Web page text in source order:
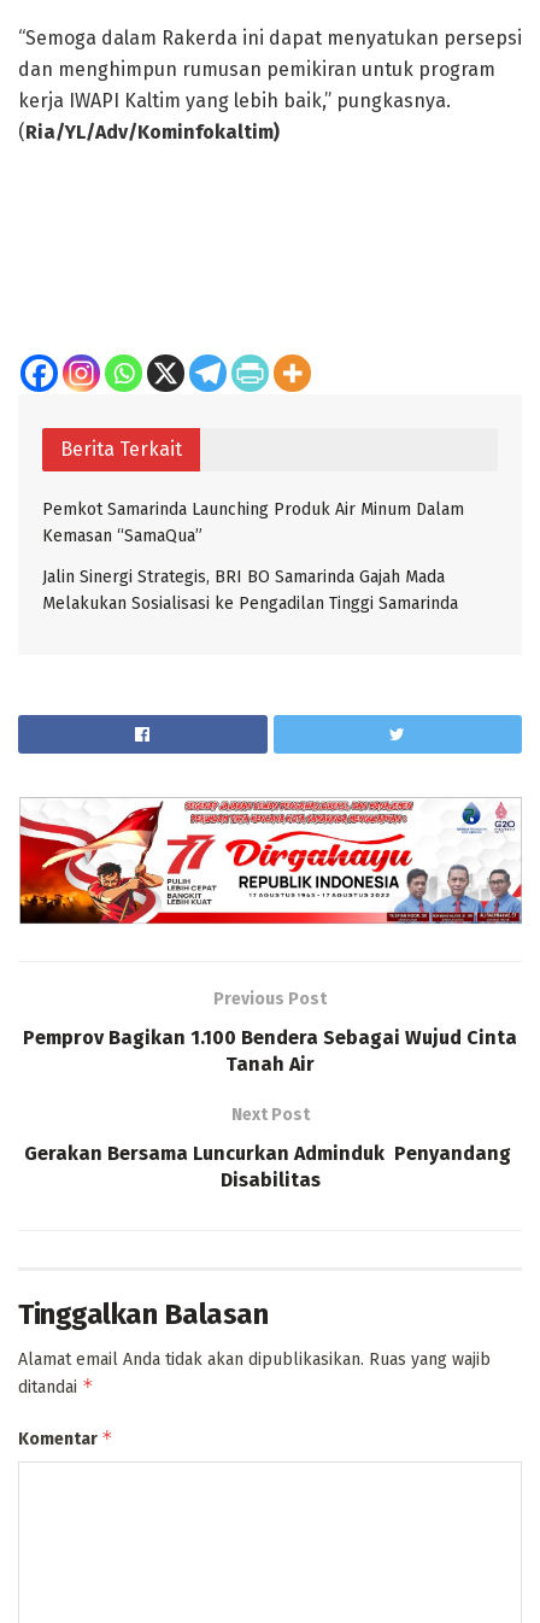
“Semoga dalam Rakerda ini dapat menyatukan persepsi
dan menghimpun rumusan pemikiran untuk program
kerja IWAPI Kaltim yang lebih baik,” pungkasnya.
(Ria/YL/Adv/Kominfokaltim)
Berita Terkait
Pemkot Samarinda Launching Produk Air Minum Dalam
Kemasan “SamaQua”
Jalin Sinergi Strategis, BRI BO Samarinda Gajah Mada
Melakukan Sosialisasi ke Pengadilan Tinggi Samarinda
Previous Post
Pemprov Bagikan 1.100 Bendera Sebagai Wujud Cinta
Tanah Air
Next Post
Gerakan Bersama Luncurkan Adminduk Penyandang
Disabilitas
Tinggalkan Balasan
Alamat email Anda tidak akan dipublikasikan. Ruas yang wajib
ditandai *
Komentar *